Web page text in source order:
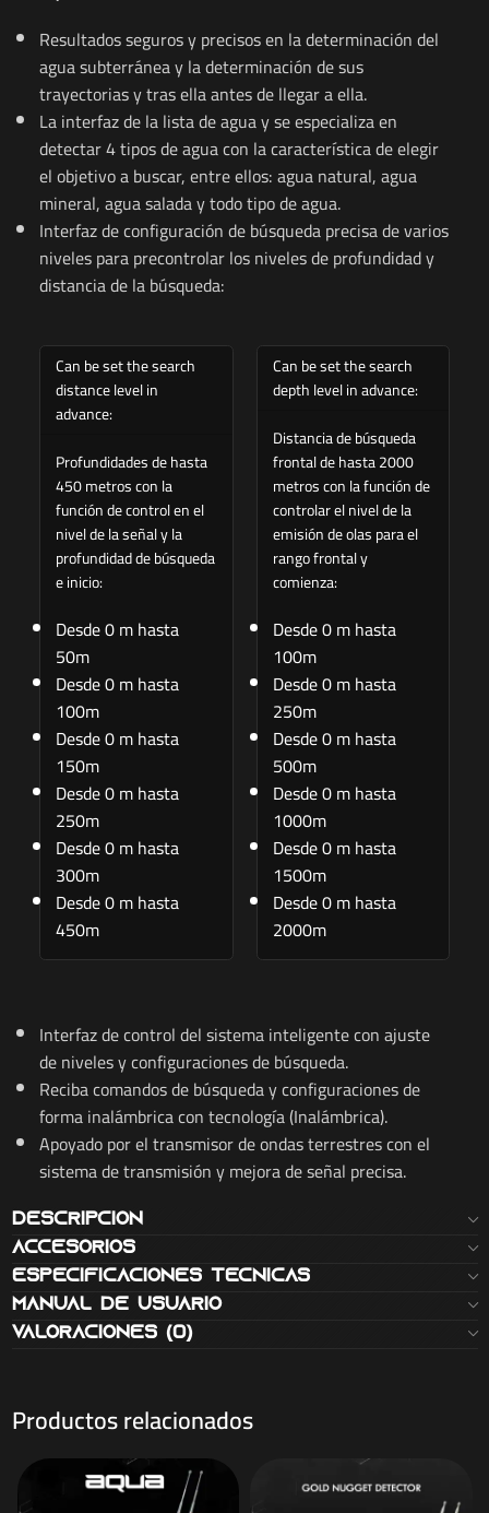
Resultados seguros y precisos en la determinación del
agua subterránea y la determinación de sus
trayectorias y tras ella antes de llegar a ella.
La interfaz de la lista de agua y se especializa en
detectar 4 tipos de agua con la característica de elegir
el objetivo a buscar, entre ellos: agua natural, agua
mineral, agua salada y todo tipo de agua.
Interfaz de configuración de búsqueda precisa de varios
niveles para precontrolar los niveles de profundidad y
distancia de la búsqueda:
Can be set the search
distance level in
advance:
Profundidades de hasta
450 metros con la
función de control en el
nivel de la señal y la
profundidad de búsqueda
e inicio:
Desde 0 m hasta
50m
Desde 0 m hasta
100m
Desde 0 m hasta
150m
Desde 0 m hasta
250m
Desde 0 m hasta
300m
Desde 0 m hasta
450m
Can be set the search
depth level in advance:
Distancia de búsqueda
frontal de hasta 2000
metros con la función de
controlar el nivel de la
emisión de olas para el
rango frontal y
comienza:
Desde 0 m hasta
100m
Desde 0 m hasta
250m
Desde 0 m hasta
500m
Desde 0 m hasta
1000m
Desde 0 m hasta
1500m
Desde 0 m hasta
2000m
Interfaz de control del sistema inteligente con ajuste
de niveles y configuraciones de búsqueda.
Reciba comandos de búsqueda y configuraciones de
forma inalámbrica con tecnología (Inalámbrica).
Apoyado por el transmisor de ondas terrestres con el
sistema de transmisión y mejora de señal precisa.
Descripción
Accesorios
Especificaciones técnicas
Manual de usuario
Valoraciones (0)
Productos relacionados